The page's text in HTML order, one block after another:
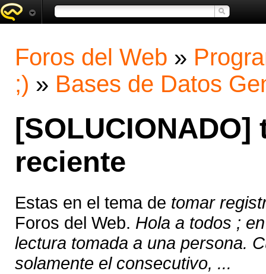
Foros del Web »
;) » Bases de Datos
reciente
Estas en el tema de tomar
Foros del Web. Hola a todos ;
lectura tomada a una persona.
solamente el consecutivo, ...